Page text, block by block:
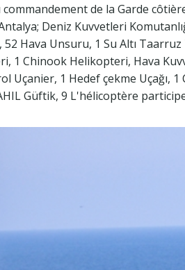
de la Garde
Deniz Kuvvetleri
52 Hava Unsuru, 1 Su Altı Taarruz
1 Chinook Helikopteri, Hava
Uçanier, 1 Hedef çekme Uçağı,
Güftik, 9 L'hélicoptère